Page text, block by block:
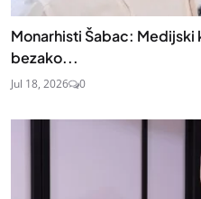
Monarhisti Šabac: Medijski
bezako...
Jul 18, 2026 0